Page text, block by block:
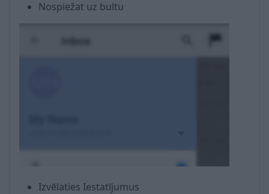
Nospiežat uz bultu
Izvēlaties Iestatījumus